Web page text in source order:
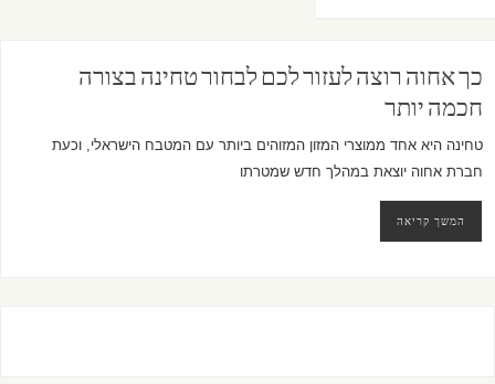
כך אחוה רוצה לעזור לכם לבחור טחינה בצורה
חכמה יותר
טחינה היא אחד ממוצרי המזון המזוהים ביותר עם המטבח הישראלי, וכעת
חברת אחוה יוצאת במהלך חדש שמטרתו
המשך קריאה